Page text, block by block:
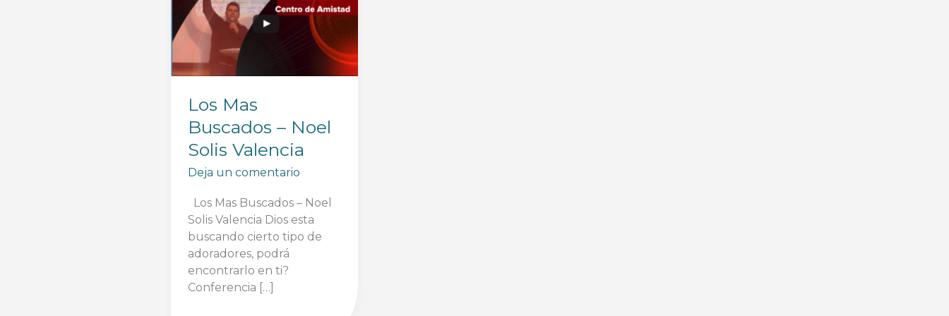
Los Mas
Buscados – Noel
Solis Valencia
Deja un comentario
Los Mas Buscados – Noel
Solis Valencia Dios esta
buscando cierto tipo de
adoradores, podrá
encontrarlo en ti?
Conferencia […]